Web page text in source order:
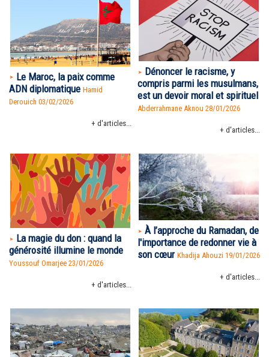
Le Maroc, la paix comme
ADN diplomatique Hamid
Derouich 03/02/2026
+ d'articles...
Dénoncer le racisme, y
compris parmi les musulmans,
est un devoir moral et spirituel
Abderrahmane Aknou 28/01/2026
+ d'articles...
La magie du don : quand la
générosité illumine le monde
Youssouf Omarjee 23/01/2026
+ d'articles...
À l’approche du Ramadan, de
l'importance de redonner vie à
son cœur Khadija Ahouzi 19/01/2026
+ d'articles...